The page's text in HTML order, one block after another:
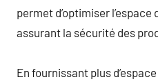
permet d’optimiser l’espace
assurant la sécurité des
En fournissant plus